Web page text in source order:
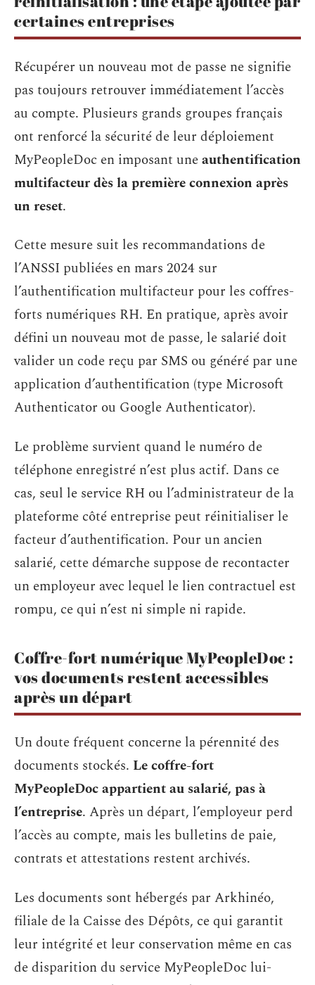
certaines entreprises
Récupérer un nouveau mot de passe ne signifie
pas toujours retrouver immédiatement l’accès
au compte. Plusieurs grands groupes français
ont renforcé la sécurité de leur déploiement
MyPeopleDoc en imposant uneauthentification
multifacteur dès la première connexion après
un reset.
Cette mesure suit les recommandations de
l’ANSSI publiées en mars 2024 sur
l’authentification multifacteur pour les coffres-
forts numériques RH. En pratique, après avoir
défini un nouveau mot de passe, le salarié doit
valider un code reçu par SMS ou généré par une
application d’authentification (type Microsoft
Authenticator ou Google Authenticator).
Le problème survient quand le numéro de
téléphone enregistré n’est plus actif. Dans ce
cas, seul le service RH ou l’administrateur de la
plateforme côté entreprise peut réinitialiser le
facteur d’authentification. Pour un ancien
salarié, cette démarche suppose de recontacter
un employeur avec lequel le lien contractuel est
rompu, ce qui n’est ni simple ni rapide.
Coffre-fort numérique MyPeopleDoc :
vos documents restent accessibles
après un départ
Un doute fréquent concerne la pérennité des
documents stockés. Le coffre-fort
MyPeopleDoc appartient au salarié, pas à
l’entreprise. Après un départ, l’employeur perd
l’accès au compte, mais les bulletins de paie,
contrats et attestations restent archivés.
Les documents sont hébergés par Arkhinéo,
filiale de la Caisse des Dépôts, ce qui garantit
leur intégrité et leur conservation même en cas
de disparition du service MyPeopleDoc lui-